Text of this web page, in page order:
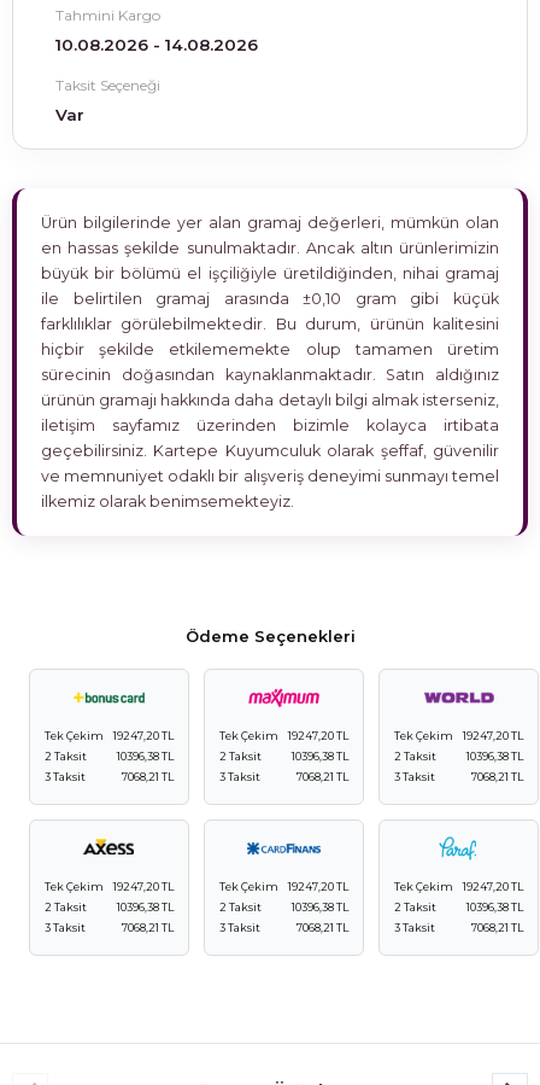
Tahmini Kargo
10.08.2026 - 14.08.2026
Taksit Seçeneği
Var
Ürün bilgilerinde yer alan gramaj değerleri, mümkün olan
en hassas şekilde sunulmaktadır. Ancak altın ürünlerimizin
büyük bir bölümü el işçiliğiyle üretildiğinden, nihai gramaj
ile belirtilen gramaj arasında ±0,10 gram gibi küçük
farklılıklar görülebilmektedir. Bu durum, ürünün kalitesini
hiçbir şekilde etkilememekte olup tamamen üretim
sürecinin doğasından kaynaklanmaktadır. Satın aldığınız
ürünün gramajı hakkında daha detaylı bilgi almak isterseniz,
iletişim sayfamız üzerinden bizimle kolayca irtibata
geçebilirsiniz. Kartepe Kuyumculuk olarak şeffaf, güvenilir
ve memnuniyet odaklı bir alışveriş deneyimi sunmayı temel
ilkemiz olarak benimsemekteyiz.
Ödeme Seçenekleri
Tek Çekim
19247,20 TL
2 Taksit
10396,38 TL
3 Taksit
7068,21 TL
Tek Çekim
19247,20 TL
2 Taksit
10396,38 TL
3 Taksit
7068,21 TL
Tek Çekim
19247,20 TL
2 Taksit
10396,38 TL
3 Taksit
7068,21 TL
Tek Çekim
19247,20 TL
2 Taksit
10396,38 TL
3 Taksit
7068,21 TL
Tek Çekim
19247,20 TL
2 Taksit
10396,38 TL
3 Taksit
7068,21 TL
Tek Çekim
19247,20 TL
2 Taksit
10396,38 TL
3 Taksit
7068,21 TL